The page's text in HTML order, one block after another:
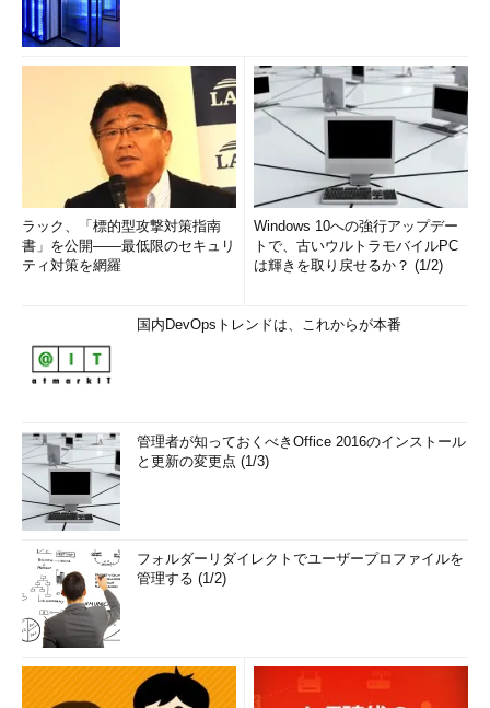
ラック、「標的型攻撃対策指南
書」を公開――最低限のセキュリ
ティ対策を網羅
Windows 10への強行アップデー
トで、古いウルトラモバイルPC
は輝きを取り戻せるか？ (1/2)
国内DevOpsトレンドは、これからが本番
管理者が知っておくべきOffice 2016のインストール
と更新の変更点 (1/3)
フォルダーリダイレクトでユーザープロファイルを
管理する (1/2)